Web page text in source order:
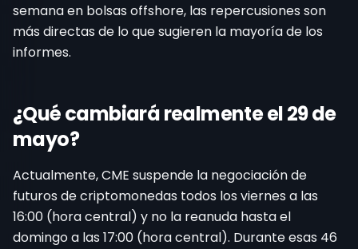
semana en bolsas offshore, las repercusiones son
más directas de lo que sugieren la mayoría de los
informes.
¿Qué cambiará realmente el 29 de
mayo?
Actualmente, CME suspende la negociación de
futuros de criptomonedas todos los viernes a las
16:00 (hora central) y no la reanuda hasta el
domingo a las 17:00 (hora central). Durante esas 46